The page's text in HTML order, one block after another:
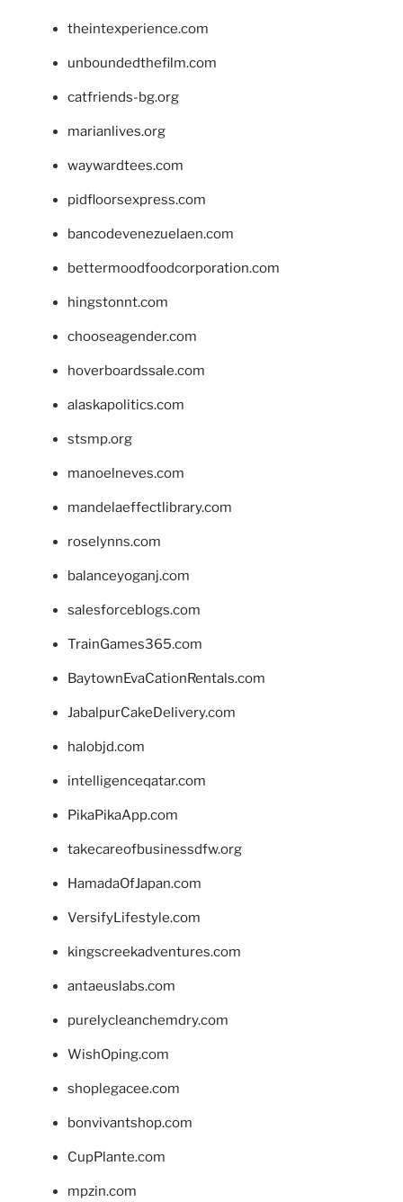
theintexperience.com
unboundedthefilm.com
catfriends-bg.org
marianlives.org
waywardtees.com
pidfloorsexpress.com
bancodevenezuelaen.com
bettermoodfoodcorporation.com
hingstonnt.com
chooseagender.com
hoverboardssale.com
alaskapolitics.com
stsmp.org
manoelneves.com
mandelaeffectlibrary.com
roselynns.com
balanceyoganj.com
salesforceblogs.com
TrainGames365.com
BaytownEvaCationRentals.com
JabalpurCakeDelivery.com
halobjd.com
intelligenceqatar.com
PikaPikaApp.com
takecareofbusinessdfw.org
HamadaOfJapan.com
VersifyLifestyle.com
kingscreekadventures.com
antaeuslabs.com
purelycleanchemdry.com
WishOping.com
shoplegacee.com
bonvivantshop.com
CupPlante.com
mpzin.com